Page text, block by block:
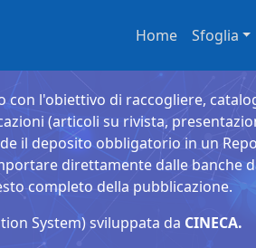
Home Sfoglia
con l'obiettivo di raccogliere,
(articoli su rivista,
il deposito obbligatorio in un
direttamente dalle banche
completo della pubblicazione.
System) sviluppata da CINECA.